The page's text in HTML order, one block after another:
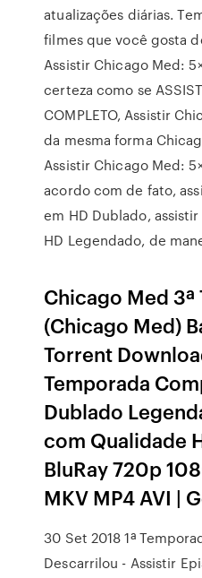
atualizações diárias.
filmes que você gosta
Assistir Chicago Med:
certeza como se
COMPLETO, Assistir
da mesma forma
Assistir Chicago Med:
acordo com de fato,
em HD Dublado,
HD Legendado, de
Chicago Med 3ª
(Chicago Med)
Torrent
Temporada
Dublado
com Qualidade
BluRay 720p
MKV MP4 AVI |
30 Set 2018 1ª
Descarrilou - Assistir